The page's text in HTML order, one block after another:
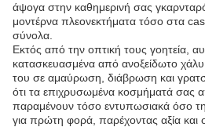
άψογα στην καθημερινή σας
μοντέρνα πλεονεκτήματα τόσο στα
σύνολα.
Εκτός από την οπτική τους γοητεία,
κατασκευασμένα από ανοξείδωτο
του σε αμαύρωση, διάβρωση και
ότι τα επιχρυσωμένα κοσμήματά σας
παραμένουν τόσο εντυπωσιακά όσο
για πρώτη φορά, παρέχοντας αξία και